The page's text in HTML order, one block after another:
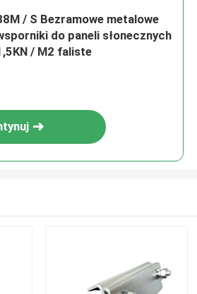
/ S Bezramowe metalowe
do paneli słonecznych
/ M2 faliste